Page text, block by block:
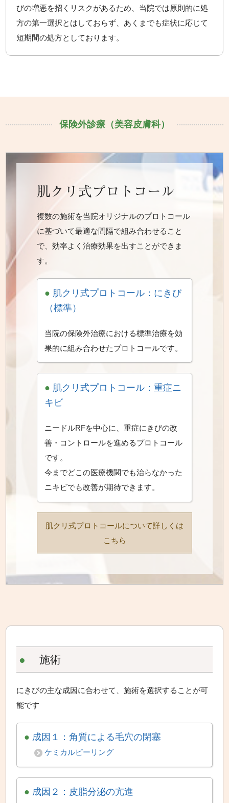
びの増悪を招くリスクがあるため、当院では原則的に処
方の第一選択とはしておらず、あくまでも症状に応じて
短期間の処方としております。
保険外診療（美容皮膚科）
肌クリ式プロトコール
複数の施術を当院オリジナルのプロトコール
に基づいて最適な間隔で組み合わせること
で、効率よく治療効果を出すことができま
す。
● 肌クリ式プロトコール：にきび
（標準）
当院の保険外治療における標準治療を効
果的に組み合わせたプロトコールです。
● 肌クリ式プロトコール：重症ニ
キビ
ニードルRFを中心に、重症にきびの改
善・コントロールを進めるプロトコール
です。
今までどこの医療機関でも治らなかった
ニキビでも改善が期待できます。
肌クリ式プロトコールについて詳しくは
こちら
● 施術
にきびの主な成因に合わせて、施術を選択することが可
能です
● 成因１：角質による毛穴の閉塞
ケミカルピーリング
● 成因２：皮脂分泌の亢進